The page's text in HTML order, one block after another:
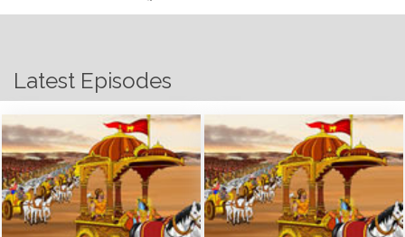
Latest Episodes